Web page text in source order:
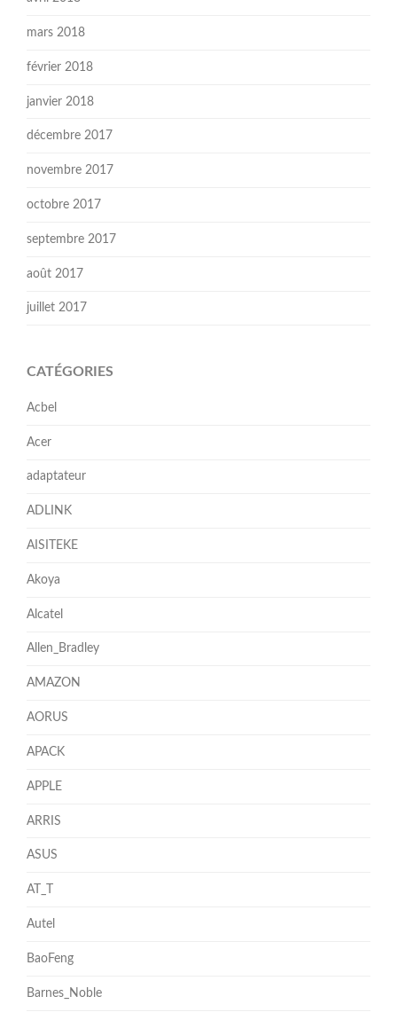
mars 2018
février 2018
janvier 2018
décembre 2017
novembre 2017
octobre 2017
septembre 2017
août 2017
juillet 2017
CATÉGORIES
Acbel
Acer
adaptateur
ADLINK
AISITEKE
Akoya
Alcatel
Allen_Bradley
AMAZON
AORUS
APACK
APPLE
ARRIS
ASUS
AT_T
Autel
BaoFeng
Barnes_Noble